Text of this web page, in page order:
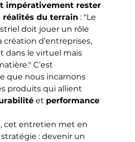
impérativement rester
réalités du terrain : "Le
doit jouer un rôle
création d’entreprises,
dans le virtuel mais
C’est
que nous incarnons
produits qui allient
et performance
cet entretien met en
: devenir un